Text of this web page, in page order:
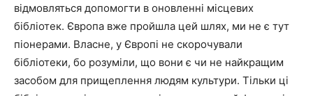
відмовляться допомогти в оновленні місцевих
бібліотек. Європа вже пройшла цей шлях, ми не є тут
піонерами. Власне, у Європі не скорочували
бібліотеки, бо розуміли, що вони є чи не найкращим
засобом для прищеплення людям культури. Тільки ці